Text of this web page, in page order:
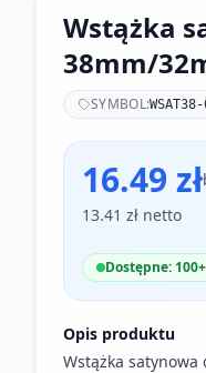
Wstążka
38mm/
SYMBOL:
16.49 zł
13.41 zł netto
Dostępne:
Opis produktu
Wstążka satynowa